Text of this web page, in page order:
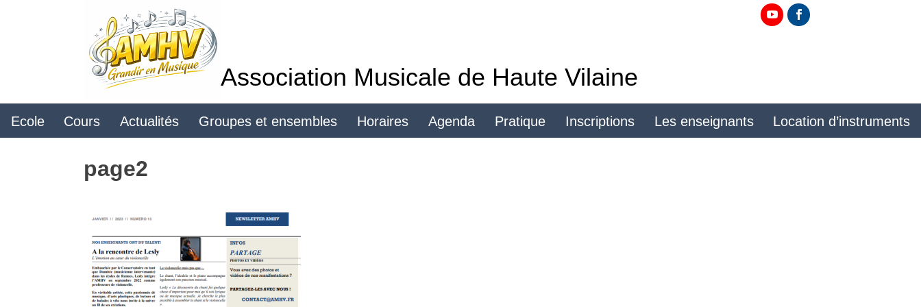
Association Musicale de Haute Vilaine
Ecole Cours Actualités Groupes et ensembles Horaires Agenda Pratique Inscriptions Les enseignants Location d’instruments
page2